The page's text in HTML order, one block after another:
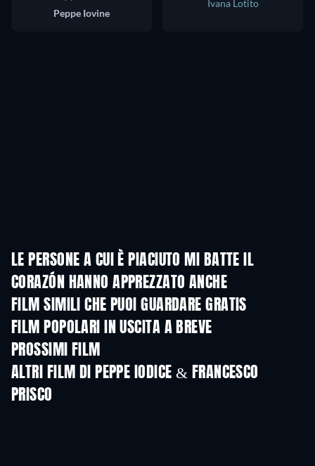
Peppe Iovine
Ivana Lotito
LE PERSONE A CUI È PIACIUTO MI BATTE IL
CORAZÓN HANNO APPREZZATO ANCHE
Bentornati al Sud
FILM SIMILI CHE PUOI GUARDARE GRATIS
FILM POPOLARI IN USCITA A BREVE
PROSSIMI FILM
ALTRI FILM DI PEPPE IODICE & FRANCESCO
PRISCO